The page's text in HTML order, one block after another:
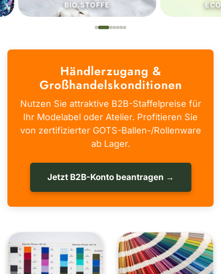
BIO.STOFFE
Händlerzugang &
Großhandelskonditionen
Nutzen Sie attraktive B2B-Staffelpreise für
Ihr Modelabel oder Atelier. Profitieren Sie
von zertifizierter GOTS-Ballen-/Rollenware
ab Lager.
Jetzt B2B-Konto beantragen →